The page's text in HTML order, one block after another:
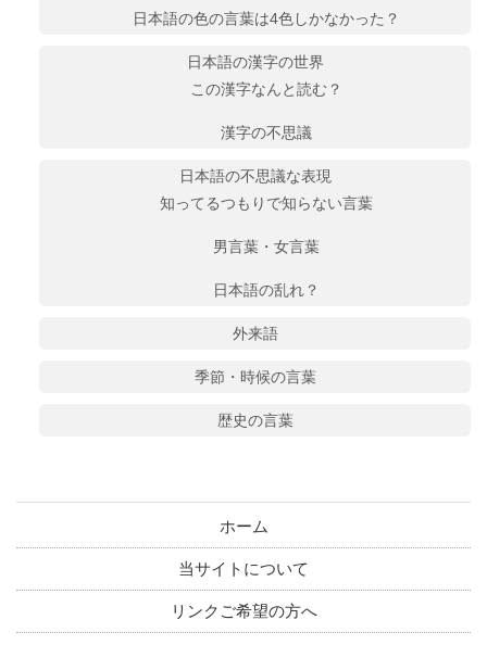
日本語の色の言葉は4色しかなかった？
日本語の漢字の世界
この漢字なんと読む？
漢字の不思議
日本語の不思議な表現
知ってるつもりで知らない言葉
男言葉・女言葉
日本語の乱れ？
外来語
季節・時候の言葉
歴史の言葉
ホーム
当サイトについて
リンクご希望の方へ